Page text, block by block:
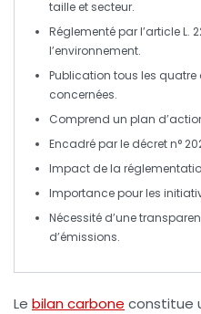
taille et secteur.
Réglementé par l’article L.
l’environnement.
Publication tous les quatre
concernées.
Comprend un plan
Encadré par le décret n°
Impact de la
Importance pour les
Nécessité d’une
d’émissions.
Le bilan carbone constitue